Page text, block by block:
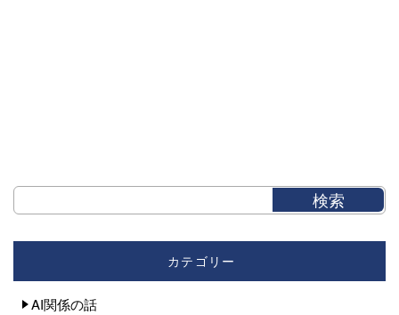
カテゴリー
AI関係の話